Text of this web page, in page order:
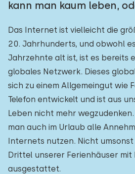
kann man kaum leben,
Das Internet ist vielleicht die
20. Jahrhunderts, und obwohl
Jahrzehnte alt ist, ist es bereits
globales Netzwerk. Dieses
sich zu einem Allgemeingut wie
Telefon entwickelt und ist aus
Leben nicht mehr
man auch im Urlaub alle
Internets nutzen. Nicht umsonst
Drittel unserer Ferienhäuser
ausgestattet.